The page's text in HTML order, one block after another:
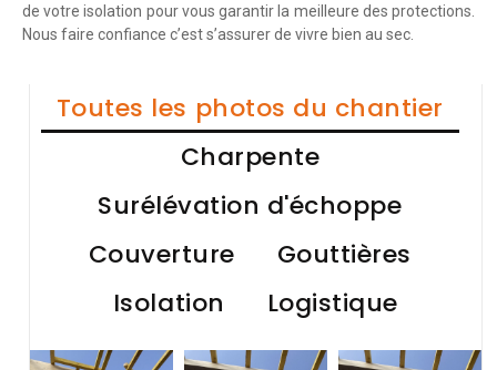
de votre isolation pour vous garantir la meilleure des protections.
Nous faire confiance c’est s’assurer de vivre bien au sec.
Toutes les photos du chantier
Charpente
Surélévation d'échoppe
Couverture
Gouttières
Isolation
Logistique